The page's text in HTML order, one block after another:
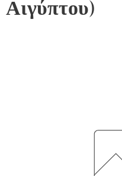
Αιγύπτου)